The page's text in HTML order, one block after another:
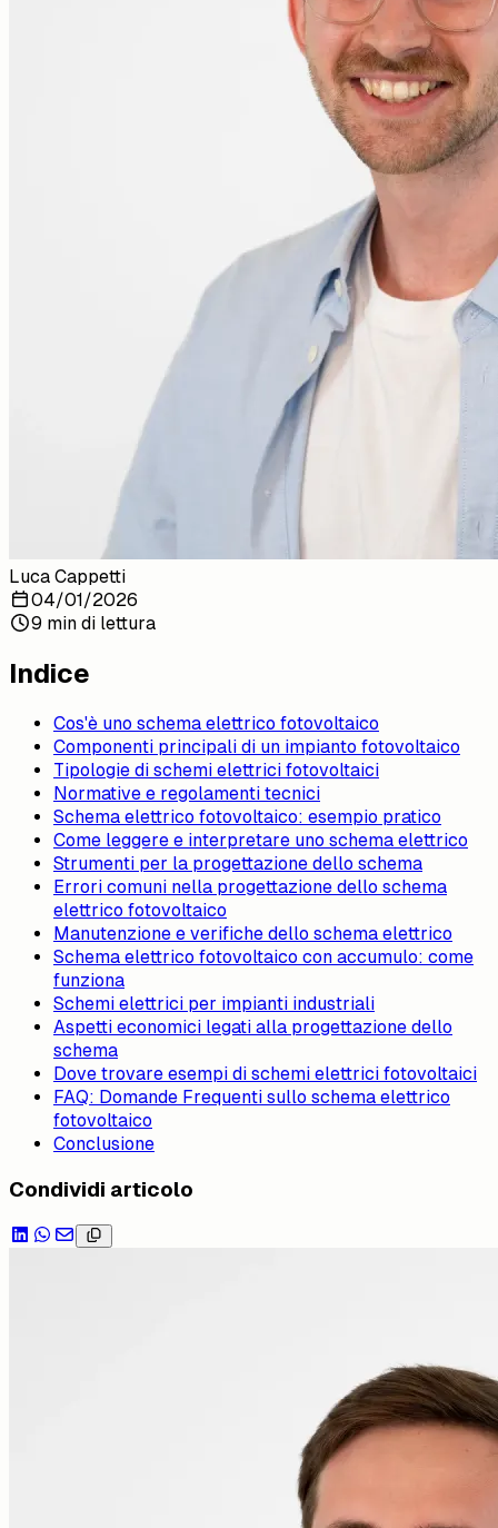
Luca Cappetti
04/01/2026
9 min di lettura
Indice
Cos'è uno schema elettrico fotovoltaico
Componenti principali di un impianto fotovoltaico
Tipologie di schemi elettrici fotovoltaici
Normative e regolamenti tecnici
Schema elettrico fotovoltaico: esempio pratico
Come leggere e interpretare uno schema elettrico
Strumenti per la progettazione dello schema
Errori comuni nella progettazione dello schema
elettrico fotovoltaico
Manutenzione e verifiche dello schema elettrico
Schema elettrico fotovoltaico con accumulo: come
funziona
Schemi elettrici per impianti industriali
Aspetti economici legati alla progettazione dello
schema
Dove trovare esempi di schemi elettrici fotovoltaici
FAQ: Domande Frequenti sullo schema elettrico
fotovoltaico
Conclusione
Condividi articolo